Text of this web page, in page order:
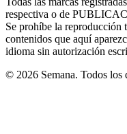
new
window
respectiva o de
Se prohíbe la reproducción
contenidos que aquí
idioma sin autorización
© 2026 Semana. Todos los